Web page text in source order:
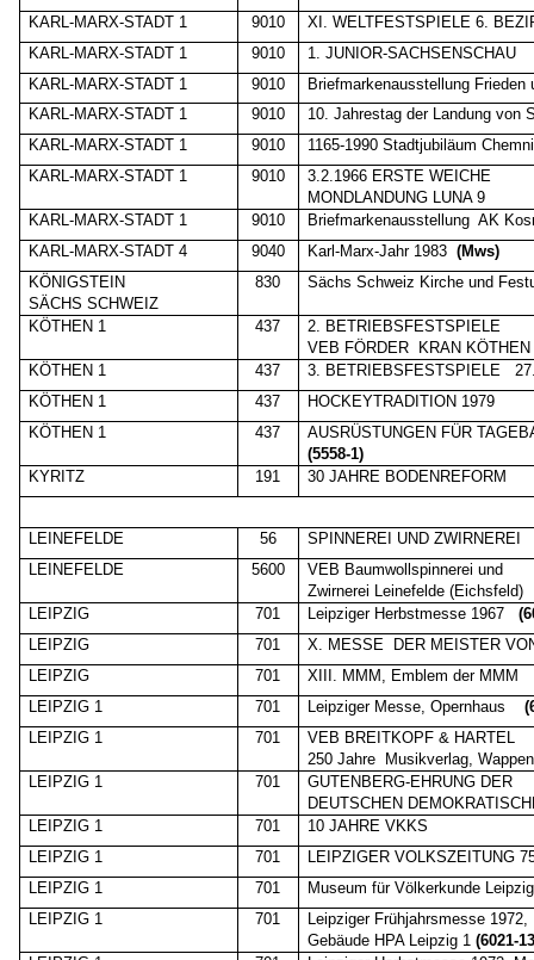
KARL-MARX-STADT 1
9010
XI. WELTFESTSPIELE 6.
KARL-MARX-STADT 1
9010
1. JUNIOR-SACHSENSCHAU
KARL-MARX-STADT 1
9010
Briefmarkenausstellung Frieden
KARL-MARX-STADT 1
9010
10. Jahrestag der Landung von
KARL-MARX-STADT 1
9010
1165-1990 Stadtjubiläum
KARL-MARX-STADT 1
9010
3.2.1966 ERSTE WEICHE
MONDLANDUNG LUNA 9
KARL-MARX-STADT 1
9010 Briefmarkenausstellung AK
KARL-MARX-STADT 4
9040 Karl-Marx-Jahr 1983 (Mws)
KÖNIGSTEIN
SÄCHS SCHWEIZ
830 Sächs Schweiz Kirche und
KÖTHEN 1 437
2. BETRIEBSFESTSPIELE
VEB FÖRDER
KRAN KÖTHEN
KÖTHEN 1
437 3. BETRIEBSFESTSPIELE
KÖTHEN 1
437
HOCKEYTRADITION 1979
KÖTHEN 1
437
AUSRÜSTUNGEN FÜR
(5558-1)
KYRITZ
191 30 JAHRE BODENREFORM
LEINEFELDE 56
SPINNEREI UND ZWIRNEREI
LEINEFELDE
5600
VEB Baumwollspinnerei und
Zwirnerei Leinefelde (Eichsfeld)
LEIPZIG
701 Leipziger Herbstmesse 1967
LEIPZIG
701 X. MESSE
DER MEISTER
LEIPZIG
701
XIII. MMM, Emblem der MMM
LEIPZIG 1
701 Leipziger Messe, Opernhaus
LEIPZIG 1
701
VEB BREITKOPF & HARTEL
250 Jahre
Musikverlag, Wappen
LEIPZIG 1
701
GUTENBERG-EHRUNG DER
DEUTSCHEN
LEIPZIG 1
701
10 JAHRE VKKS
LEIPZIG 1
701
LEIPZIGER VOLKSZEITUNG
LEIPZIG 1
701
Museum für Völkerkunde
LEIPZIG 1
701
Leipziger Frühjahrsmesse 1972,
Gebäude HPA Leipzig 1(6021-